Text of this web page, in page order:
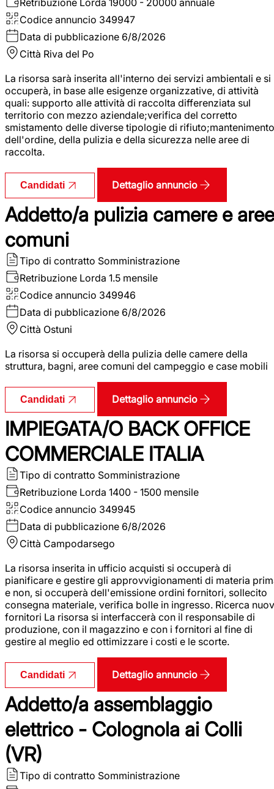
Codice annuncio 349947
Data di pubblicazione 6/8/2026
Città Riva del Po
La risorsa sarà inserita all'interno dei servizi ambientali e si
occuperà, in base alle esigenze organizzative, di attività
quali: supporto alle attività di raccolta differenziata sul
territorio con mezzo aziendale;verifica del corretto
smistamento delle diverse tipologie di rifiuto;mantenimento
dell'ordine, della pulizia e della sicurezza nelle aree di
raccolta.
Candidati Dettaglio annuncio
Addetto/a pulizia camere e aree
comuni
Tipo di contratto Somministrazione
Retribuzione Lorda 1.5 mensile
Codice annuncio 349946
Data di pubblicazione 6/8/2026
Città Ostuni
La risorsa si occuperà della pulizia delle camere della
struttura, bagni, aree comuni del campeggio e case mobili
Candidati Dettaglio annuncio
IMPIEGATA/O BACK OFFICE
COMMERCIALE ITALIA
Tipo di contratto Somministrazione
Retribuzione Lorda 1400 - 1500 mensile
Codice annuncio 349945
Data di pubblicazione 6/8/2026
Città Campodarsego
La risorsa inserita in ufficio acquisti si occuperà di
pianificare e gestire gli approvvigionamenti di materia
e non, si occuperà dell'emissione ordini fornitori, sollecito
consegna materiale, verifica bolle in ingresso. Ricerca
fornitori La risorsa si interfaccerà con il responsabile di
produzione, con il magazzino e con i fornitori al fine di
gestire al meglio ed ottimizzare i costi e le scorte.
Candidati Dettaglio annuncio
Addetto/a assemblaggio
elettrico - Colognola ai Colli
(VR)
Tipo di contratto Somministrazione